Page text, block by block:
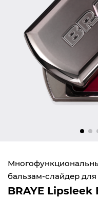
бальзам-слайдер для
BRAYE Lipsleek